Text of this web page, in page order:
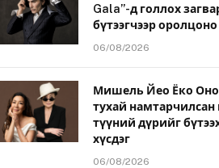
Gala”-д голлох
бүтээгчээр оролцоно
06/08/2026
Мишель Йео Ёко
тухай
түүний дүрийг
хүсдэг
06/08/2026